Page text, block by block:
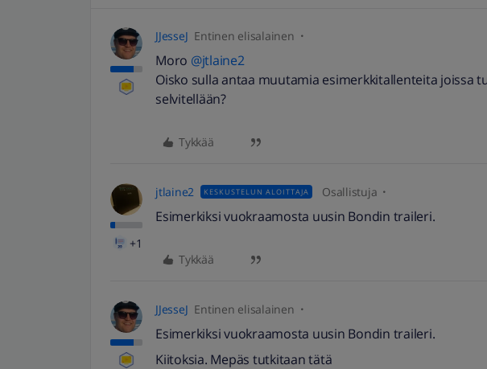
JJesseJ Entinen elisalainen
Moro @jtlaine2
Oisko sulla antaa muutamia esimerkkitallenteita joissa
selvitellään?
Tykkää
+1
jtlaine2 KESKUSTELUN ALOITTAJA Osallistuja
Esimerkiksi vuokraamosta uusin Bondin traileri.
Tykkää
JJesseJ Entinen elisalainen
Esimerkiksi vuokraamosta uusin Bondin traileri.
Kiitoksia. Mepäs tutkitaan tätä